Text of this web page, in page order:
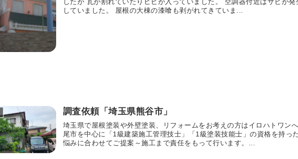
したが 瓦が割れていたりヒビが入っていました。 空調器付近はサビが
していました。 屋根の大棟の漆喰も剥がれてきていま...
調査依頼「埼玉県熊谷市」
埼玉県で屋根塗装や外壁塗装、リフォームをお考えの方はイロハトワン
尾市を中心に「1級建築施工管理技士」「1級塗装技能士」の資格を持っ
悩みに合わせてご提案～施工まで責任をもって行います。...